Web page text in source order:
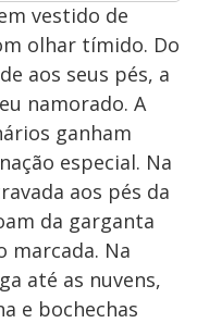
vestido de
olhar tímido. Do
aos seus pés, a
namorado. A
ganham
especial. Na
aos pés da
da garganta
marcada. Na
até as nuvens,
e bochechas